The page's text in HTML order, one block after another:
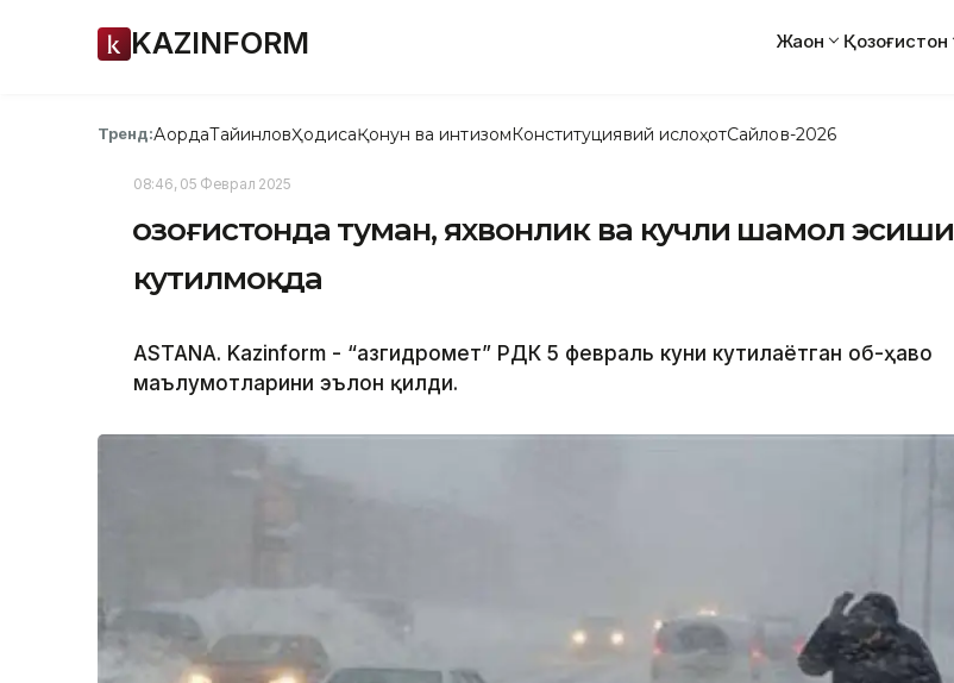
KAZINFORM Жаҳон Қозоғистон
Тренд:АқордаТайинловҲодисаҚонун ва интизомКонституциявий ислоҳотСайлов-2026
08:46, 05 Феврал 2025
Қозоғистонда туман, яхвонлик ва кучли шамол эсиши
кутилмоқда
ASTANA. Kazinform - “Қазгидромет” РДК 5 февраль куни кутилаётган об-ҳаво
маълумотларини эълон қилди.